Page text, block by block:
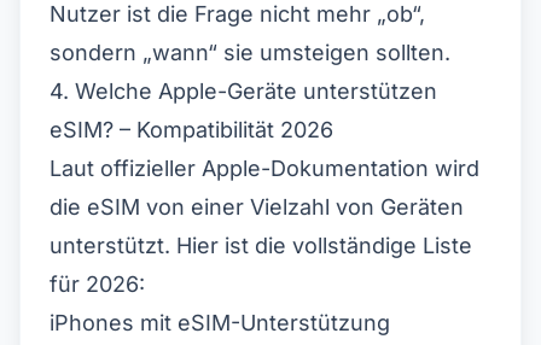
Nutzer ist die Frage nicht mehr „ob“,
sondern „wann“ sie umsteigen sollten.
4. Welche Apple-Geräte unterstützen
eSIM? – Kompatibilität 2026
Laut offizieller Apple-Dokumentation wird
die eSIM von einer Vielzahl von Geräten
unterstützt. Hier ist die vollständige Liste
für 2026:
iPhones mit eSIM-Unterstützung